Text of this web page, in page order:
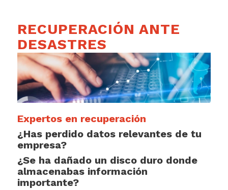
RECUPERACIÓN ANTE
DESASTRES
Expertos en recuperación
¿Has perdido datos relevantes de tu
empresa?
¿Se ha dañado un disco duro donde
almacenabas información
importante?